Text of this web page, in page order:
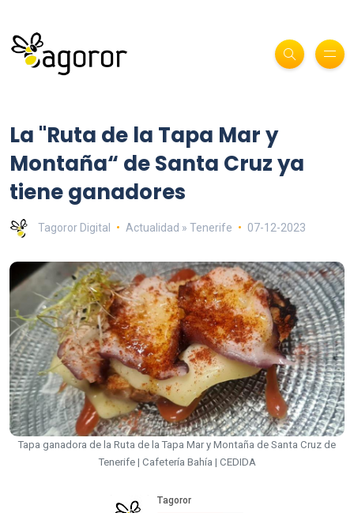
La "Ruta de la Tapa Mar y
Montaña“ de Santa Cruz ya
tiene ganadores
Tagoror Digital Actualidad » Tenerife 07-12-2023
Tapa ganadora de la Ruta de la Tapa Mar y Montaña de Santa Cruz de
Tenerife | Cafetería Bahía | CEDIDA